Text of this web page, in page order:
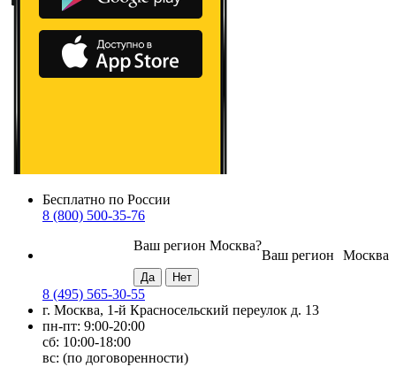
Бесплатно по России
8 (800) 500-35-76
Москва
Ваш регион
Ваш регион Москва?
8 (495) 565-30-55
г. Москва, 1-й Красносельский переулок д. 13
пн-пт: 9:00-20:00
сб: 10:00-18:00
вс: (по договоренности)